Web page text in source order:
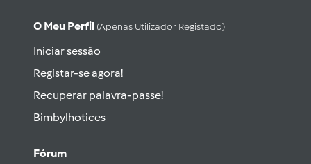
O Meu Perfil (apenas Utilizador Registado)
Iniciar sessão
Registar-se agora!
Recuperar palavra-passe!
Bimbylhotices
Fórum